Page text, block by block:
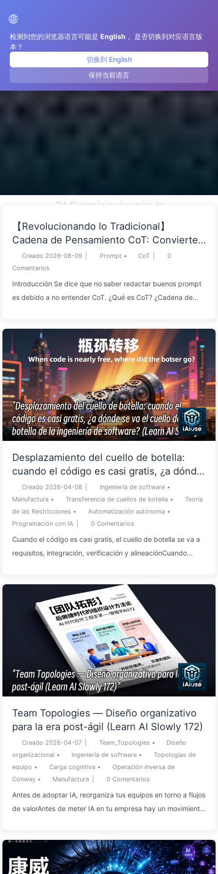
🌐
检测到您的浏览器语言可能是 English ， 是否切换到对应语言版
本？
切换到 English
保持当前语言
El Camino hacia la
Transformación de IA
【Revolucionando lo Tradicional】
Cadena de Pensamiento CoT: Convierte
a tu IA de simple procesador de datos en
un asesor inteligente—Aprende IA
despacio 043
Creado 2026-08-09 Prompt • CoT
0
Comentarios
Introducción Se dice que no saber redactar buenos prompt
es debido a no entender CoT. ¿Qué es CoT? ¿Cadena de
tan simple como eso? I. Introducción: Nuevos Desafíos para
la Toma de Decisiones Empresariales en la Era de IAImagina
que eres el CEO de una empresa y sobre tu escritorio
descansa un último informe de investigación de mercado,
repleto de datos, gráficos y análisis. N...
Desplazamiento del cuello de botella:
cuando el código es casi gratis, ¿a dónde
se va el cuello de botella de la ingeniería
de software? (Learn AI Slowly 173)
Creado 2026-04-08 Ingeniería de software •
Manufactura • Transferencia de cuellos de botella •
Teoría
de las Restricciones • Automatización autónoma •
Programación con IA
0 Comentarios
Cuando el código es casi gratis, el cuello de botella se va a
requisitos, integración, verificación y alineaciónCuando
problema correcto, ensamblar los fragmentos en un conjunto
que funcione, verificar que efectivamente es correcto y
alinear a la organización. Es la Teoría de Restricciones
(Theory of Constraints) reeditada en el software. La
manufactura recorrió este camino hace...
Team Topologies — Diseño organizativo
para la era post-ágil (Learn AI Slowly 172)
Creado 2026-04-07 Team_Topologies •
Diseño
organizacional • Ingeniería de software •
Topologías de
equipo • Carga cognitiva •
Operación inversa de
Conway • Manufactura 0 Comentarios
Antes de adoptar IA, reorganiza tus equipos en torno a flujos
de valorAntes de meter IA en tu empresa hay un movimiento
de valor. He visto demasiadas empresas comprar las
herramientas, desplegar los modelos, formar a la gente — y